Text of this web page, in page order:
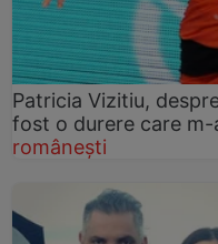
Patricia Vizitiu,
fost o durere care
românești